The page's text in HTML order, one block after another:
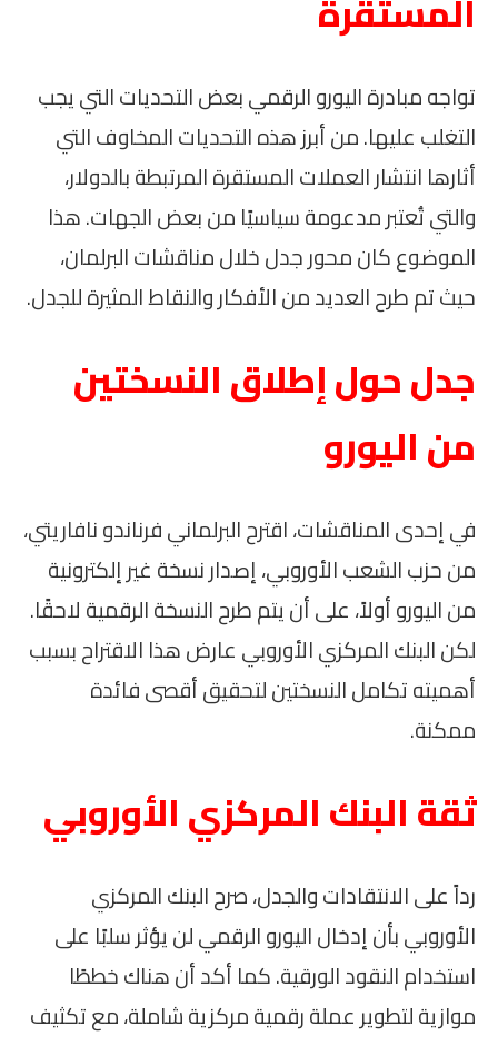
المستقرة
تواجه مبادرة اليورو الرقمي بعض التحديات التي يجب
التغلب عليها. من أبرز هذه التحديات المخاوف التي
أثارها انتشار العملات المستقرة المرتبطة بالدولار،
والتي تُعتبر مدعومة سياسيًا من بعض الجهات. هذا
الموضوع كان محور جدل خلال مناقشات البرلمان،
حيث تم طرح العديد من الأفكار والنقاط المثيرة للجدل.
جدل حول إطلاق النسختين
من اليورو
في إحدى المناقشات، اقترح البرلماني فرناندو نافاريتي،
من حزب الشعب الأوروبي، إصدار نسخة غير إلكترونية
من اليورو أولاً، على أن يتم طرح النسخة الرقمية لاحقًا.
لكن البنك المركزي الأوروبي عارض هذا الاقتراح بسبب
أهميته تكامل النسختين لتحقيق أقصى فائدة
ممكنة.
ثقة البنك المركزي الأوروبي
رداً على الانتقادات والجدل، صرح البنك المركزي
الأوروبي بأن إدخال اليورو الرقمي لن يؤثر سلبًا على
استخدام النقود الورقية. كما أكد أن هناك خططًا
موازية لتطوير عملة رقمية مركزية شاملة، مع تكثيف